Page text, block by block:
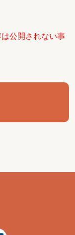
公開されない事